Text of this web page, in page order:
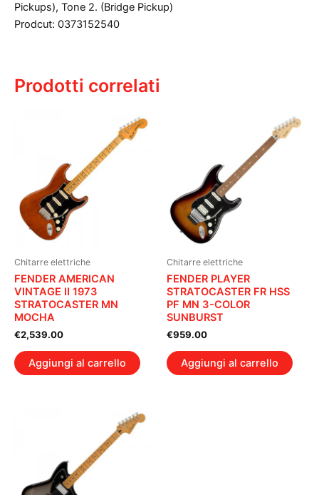
Pickups), Tone 2. (Bridge Pickup)
Prodcut: 0373152540
Prodotti correlati
Chitarre elettriche
FENDER AMERICAN
VINTAGE II 1973
STRATOCASTER MN
MOCHA
€2,539.00
Aggiungi al carrello
Chitarre elettriche
FENDER PLAYER
STRATOCASTER FR HSS
PF MN 3-COLOR
SUNBURST
€959.00
Aggiungi al carrello